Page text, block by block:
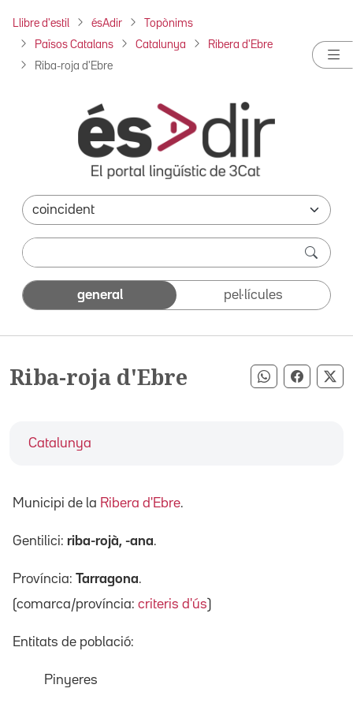
Llibre d'estil ésAdir Topònims
Països Catalans Catalunya Ribera d'Ebre
Riba-roja d'Ebre
general pel·lícules
Riba-roja d'Ebre Compartir
Catalunya
Municipi de la Ribera d'Ebre.
Gentilici: riba-rojà, -ana.
Província: Tarragona.
(comarca/província: criteris d'ús)
Entitats de població:
Pinyeres